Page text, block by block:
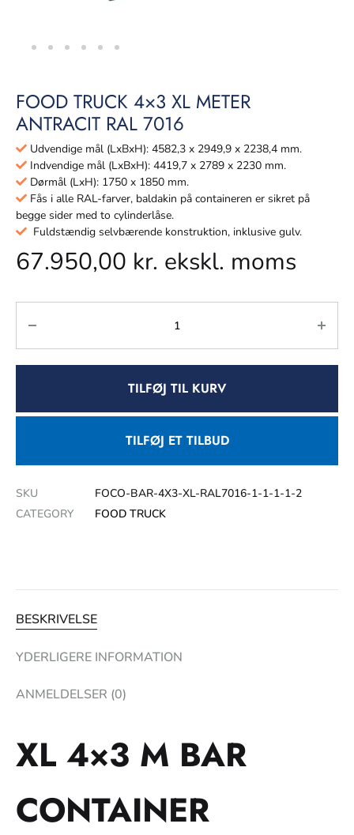
FOOD TRUCK 4×3 XL METER
ANTRACIT RAL 7016
Udvendige mål (LxBxH): 4582,3 x 2949,9 x 2238,4 mm.
Indvendige mål (LxBxH): 4419,7 x 2789 x 2230 mm.
Dørmål (LxH): 1750 x 1850 mm.
Fås i alle RAL-farver, baldakin på containeren er sikret på
begge sider med to cylinderlåse.
Fuldstændig selvbærende konstruktion, inklusive gulv.
67.950,00 kr. ekskl. moms
TILFØJ TIL KURV
TILFØJ ET TILBUD
SKU
FOCO-BAR-4X3-XL-RAL7016-1-1-1-1-2
CATEGORY
FOOD TRUCK
BESKRIVELSE
YDERLIGERE INFORMATION
ANMELDELSER (0)
XL 4×3 M BAR
CONTAINER